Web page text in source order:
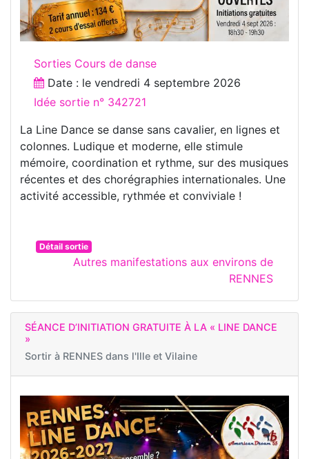
Sorties Cours de danse
Date : le vendredi 4 septembre 2026
Idée sortie n° 342721
La Line Dance se danse sans cavalier, en lignes et
colonnes. Ludique et moderne, elle stimule
mémoire, coordination et rythme, sur des musiques
récentes et des chorégraphies internationales. Une
activité accessible, rythmée et conviviale !
Détail sortie
Autres manifestations aux environs de
RENNES
SÉANCE D’INITIATION GRATUITE À LA « LINE DANCE
»
Sortir à RENNES dans l'Ille et Vilaine